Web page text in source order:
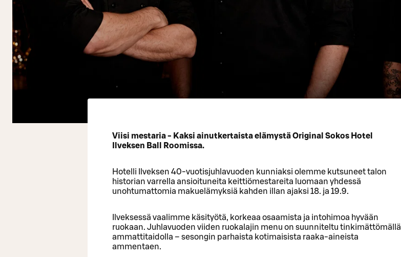
Viisi mestaria - Kaksi ainutkertaista elämystä Original Sokos Hotel
Ilveksen Ball Roomissa.
Hotelli Ilveksen 40‑vuotisjuhlavuoden kunniaksi olemme kutsuneet talon
historian varrella ansioituneita keittiömestareita luomaan yhdessä
unohtumattomia makuelämyksiä kahden illan ajaksi 18. ja 19.9.
Ilveksessä vaalimme käsityötä, korkeaa osaamista ja intohimoa hyvään
ruokaan. Juhlavuoden viiden ruokalajin menu on suunniteltu tinkimättömällä
ammattitaidolla – sesongin parhaista kotimaisista raaka‑aineista
ammentaen.